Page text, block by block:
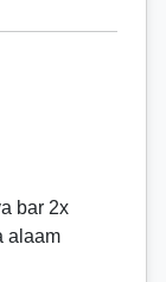
bar 2x
alaam